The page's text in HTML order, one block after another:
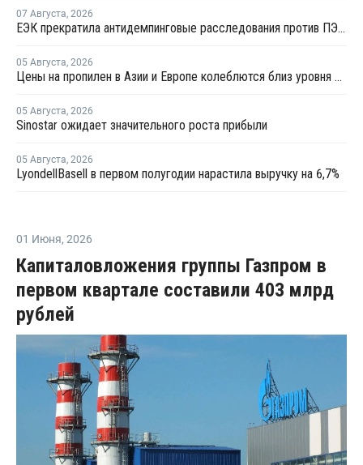
07 Августа, 2026
ЕЭК прекратила антидемпинговые расследования против ПЭ и ПП из Азербайджана и Туркменистана
05 Августа, 2026
Цены на пропилен в Азии и Европе колеблются близ уровня в USD1000
05 Августа, 2026
Sinostar ожидает значительного роста прибыли
05 Августа, 2026
LyondellBasell в первом полугодии нарастила выручку на 6,7%
01 Июня, 2026
Капиталовложения группы Газпром в
первом квартале составили 403 млрд
рублей